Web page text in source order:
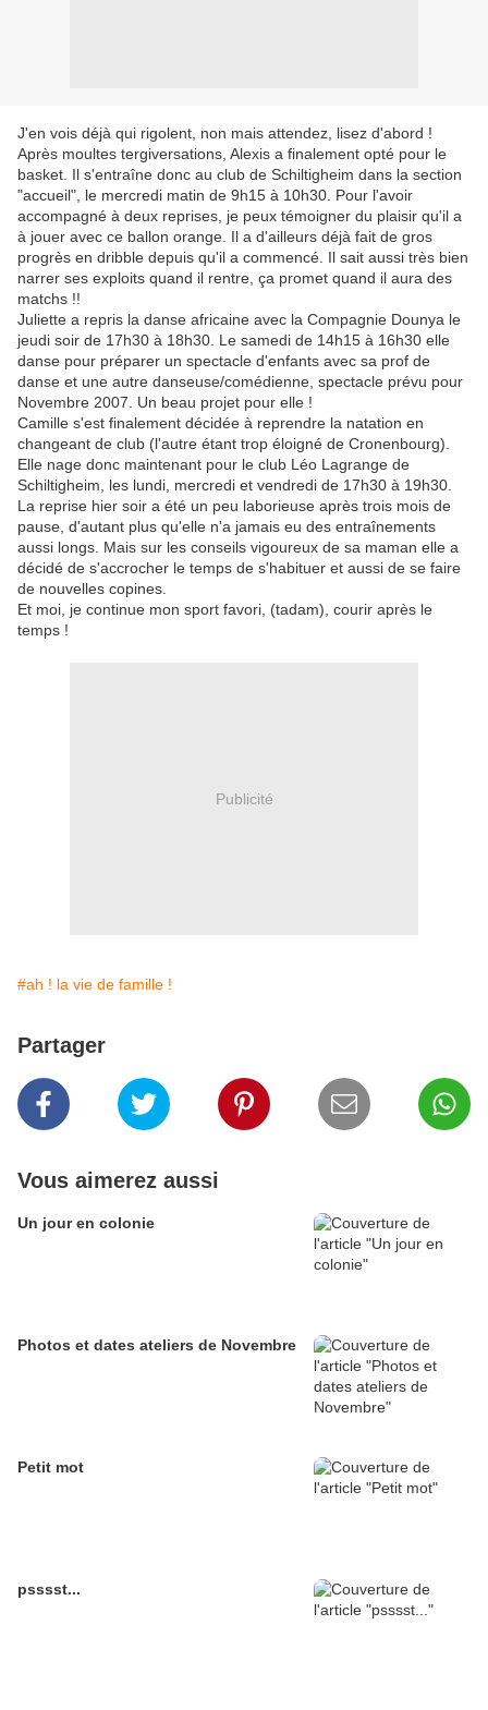
J'en vois déjà qui rigolent, non mais attendez, lisez d'abord !
Après moultes tergiversations, Alexis a finalement opté pour le
basket. Il s'entraîne donc au club de Schiltigheim dans la section
"accueil", le mercredi matin de 9h15 à 10h30. Pour l'avoir
accompagné à deux reprises, je peux témoigner du plaisir qu'il a
à jouer avec ce ballon orange. Il a d'ailleurs déjà fait de gros
progrès en dribble depuis qu'il a commencé. Il sait aussi très bien
narrer ses exploits quand il rentre, ça promet quand il aura des
matchs !!
Juliette a repris la danse africaine avec la Compagnie Dounya le
jeudi soir de 17h30 à 18h30. Le samedi de 14h15 à 16h30 elle
danse pour préparer un spectacle d'enfants avec sa prof de
danse et une autre danseuse/comédienne, spectacle prévu pour
Novembre 2007. Un beau projet pour elle !
Camille s'est finalement décidée à reprendre la natation en
changeant de club (l'autre étant trop éloigné de Cronenbourg).
Elle nage donc maintenant pour le club Léo Lagrange de
Schiltigheim, les lundi, mercredi et vendredi de 17h30 à 19h30.
La reprise hier soir a été un peu laborieuse après trois mois de
pause, d'autant plus qu'elle n'a jamais eu des entraînements
aussi longs. Mais sur les conseils vigoureux de sa maman elle a
décidé de s'accrocher le temps de s'habituer et aussi de se faire
de nouvelles copines.
Et moi, je continue mon sport favori, (tadam), courir après le
temps !
Publicité
#ah ! la vie de famille !
Partager
Vous aimerez aussi
Un jour en colonie
Photos et dates ateliers de Novembre
Petit mot
psssst...